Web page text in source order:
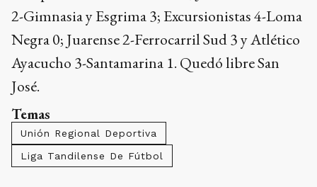
2-Gimnasia y Esgrima 3; Excursionistas 4-Loma
Negra 0; Juarense 2-Ferrocarril Sud 3 y Atlético
Ayacucho 3-Santamarina 1. Quedó libre San
José.
Temas
Unión Regional Deportiva
Liga Tandilense De Fútbol